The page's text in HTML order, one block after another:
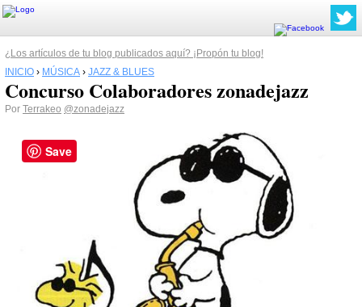
¿Los artículos de tu blog publicados aquí? ¡Propón tu blog!
INICIO › MÚSICA › JAZZ & BLUES
Concurso Colaboradores zonadejazz
Por Terrakeo @zonadejazz
Save